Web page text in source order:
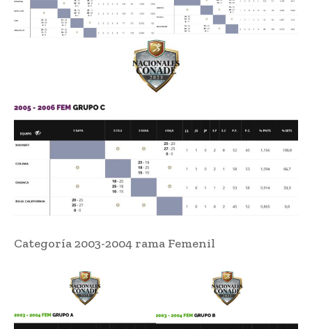
Categoría 2003-2004 rama Femenil